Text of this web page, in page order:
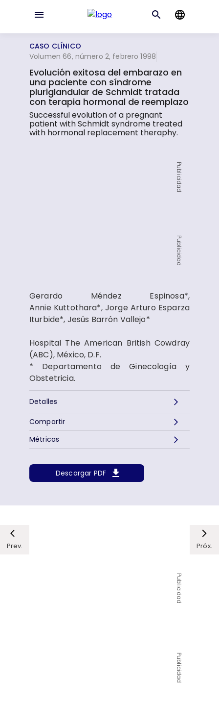
CASO CLÍNICO
Volumen 66, número 2, febrero 1998
Evolución exitosa del embarazo en
una paciente con síndrome
pluriglandular de Schmidt tratada
con terapia hormonal de reemplazo
Successful evolution of a pregnant
patient with Schmidt syndrome treated
with hormonal replacement theraphy.
Publicidad
Publicidad
Gerardo Méndez Espinosa*,
Annie Kuttothara*, Jorge Arturo Esparza
Iturbide*, Jesús Barrón Vallejo*
Hospital The American British Cowdray
(ABC), México, D.F.
* Departamento de Ginecología y
Obstetricia.
Detalles
Descargar PDF
Métricas
Compartir
Prev. Próx.
Publicidad
Publicidad